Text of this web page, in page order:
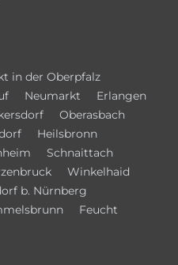
in der Oberpfalz
Neumarkt
Erlangen
Oberasbach
Heilsbronn
Schnaittach
Winkelhaid
b. Nürnberg
Feucht